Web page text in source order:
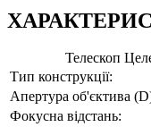
Телескоп
Тип конструкції:
Апертура об'єктива
Фокусна відстань: